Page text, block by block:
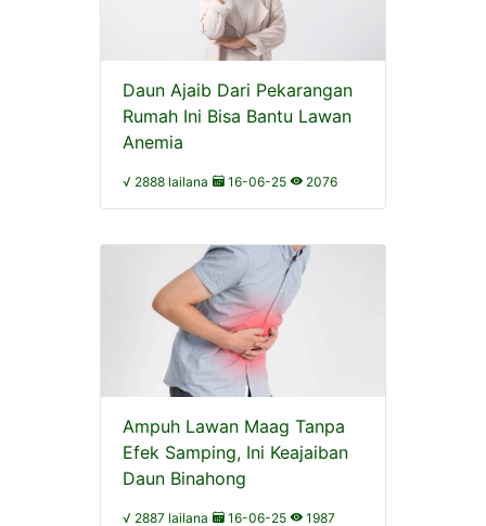
Daun Ajaib Dari Pekarangan
Rumah Ini Bisa Bantu Lawan
Anemia
√ 2888 lailana 16-06-25 2076
Ampuh Lawan Maag Tanpa
Efek Samping, Ini Keajaiban
Daun Binahong
√ 2887 lailana 16-06-25 1987